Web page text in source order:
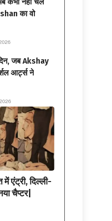
का वो
जब Akshay
आर्ट्स ने
में एंट्री, दिल्ली-
चैप्टर|